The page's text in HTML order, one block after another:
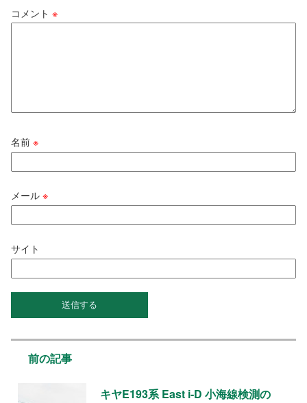
コメント ※
名前※
メール※
サイト
前の記事
キヤE193系 East i-D 小海線検測の